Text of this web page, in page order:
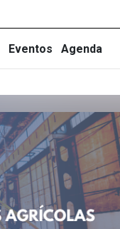
Eventos Agenda